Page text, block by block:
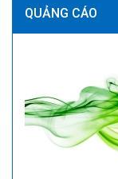
QUẢNG CÁO